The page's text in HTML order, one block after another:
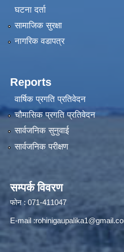
घटना दर्ता
सामाजिक सुरक्षा
नागरिक वडापत्र
Reports
वार्षिक प्रगति प्रतिवेदन
चौमासिक प्रगति प्रतिवेदन
सार्वजनिक सुनुवाई
सार्वजनिक परीक्षण
सम्पर्क विवरण
फोन : 071-411047
E-mail :